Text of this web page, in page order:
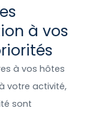
à vos
à vos hôtes
votre activité,
sont